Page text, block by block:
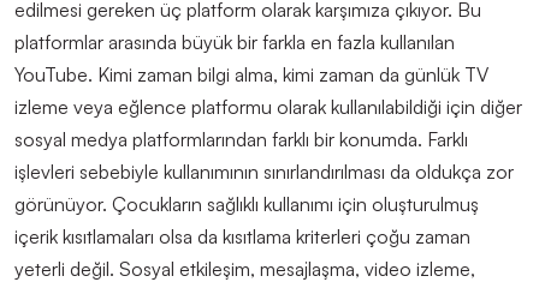
edilmesi gereken üç platform olarak karşımıza çıkıyor. Bu
platformlar arasında büyük bir farkla en fazla kullanılan
YouTube. Kimi zaman bilgi alma, kimi zaman da günlük TV
izleme veya eğlence platformu olarak kullanılabildiği için diğer
sosyal medya platformlarından farklı bir konumda. Farklı
işlevleri sebebiyle kullanımının sınırlandırılması da oldukça zor
görünüyor. Çocukların sağlıklı kullanımı için oluşturulmuş
içerik kısıtlamaları olsa da kısıtlama kriterleri çoğu zaman
yeterli değil. Sosyal etkileşim, mesajlaşma, video izleme,